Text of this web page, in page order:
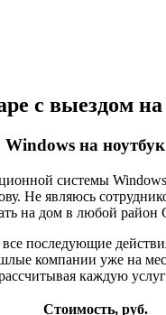
с выездом
Windows на
системы
Не являюсь
на дом в любой район
последующие
компании уже на
каждую
Стоимость, руб.